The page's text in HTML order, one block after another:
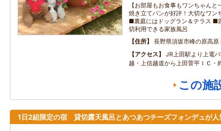
【お部屋もお食事もワンちゃん
焼き立てパンが好評！大切なワン
■裏庭にはドッグラン＆テラス ■
切利用できる家族風呂
住所
長野県須坂市峰の原高
アクセス
JR上田駅より上電
越・上信越道から上田菅平ＩＣ・
この施
1日2組限定の宿 貸切露天風呂とあつあつチーズフォンデュが人